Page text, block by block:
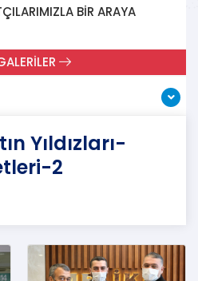
BİR ARAYA
Yıldızları-
2